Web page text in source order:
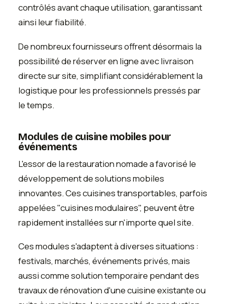
contrôlés avant chaque utilisation, garantissant
ainsi leur fiabilité.
De nombreux fournisseurs offrent désormais la
possibilité de réserver en ligne avec livraison
directe sur site, simplifiant considérablement la
logistique pour les professionnels pressés par
le temps.
Modules de cuisine mobiles pour
événements
L'essor de la restauration nomade a favorisé le
développement de solutions mobiles
innovantes. Ces cuisines transportables, parfois
appelées "cuisines modulaires", peuvent être
rapidement installées sur n'importe quel site.
Ces modules s'adaptent à diverses situations :
festivals, marchés, événements privés, mais
aussi comme solution temporaire pendant des
travaux de rénovation d'une cuisine existante ou